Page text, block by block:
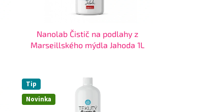
Nanolab Čistič na podlahy z
Marseillského mýdla Jahoda 1L
Novinka
Tip